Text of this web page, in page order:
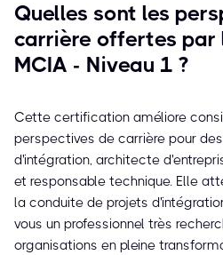
Quelles sont les
carrière offertes
MCIA - Niveau 1 ?
Cette certification améliore
perspectives de carrière pour
d'intégration, architecte
et responsable technique. Elle
la conduite de projets
vous un professionnel très
organisations en pleine